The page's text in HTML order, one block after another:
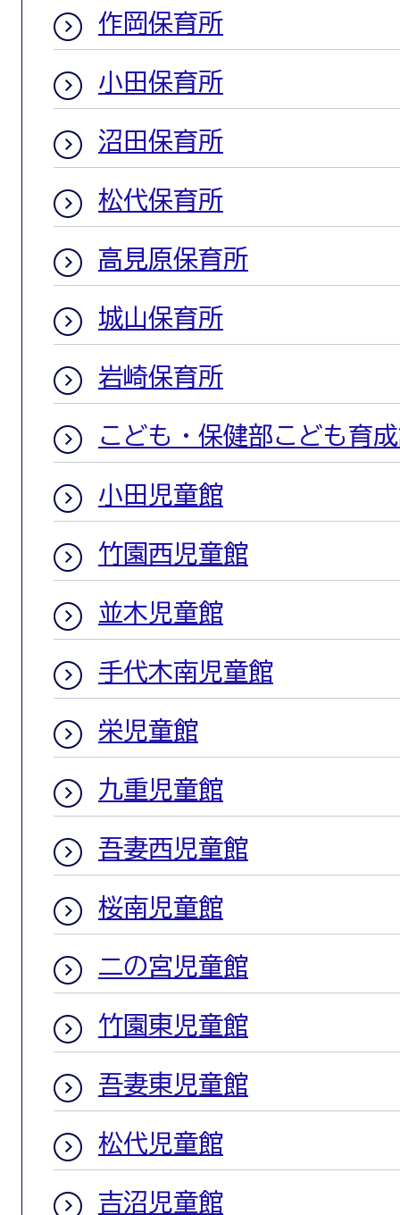
作岡保育所
小田保育所
沼田保育所
松代保育所
高見原保育所
城山保育所
岩崎保育所
こども・保健部こども育
小田児童館
竹園西児童館
並木児童館
手代木南児童館
栄児童館
九重児童館
吾妻西児童館
桜南児童館
二の宮児童館
竹園東児童館
吾妻東児童館
松代児童館
吉沼児童館